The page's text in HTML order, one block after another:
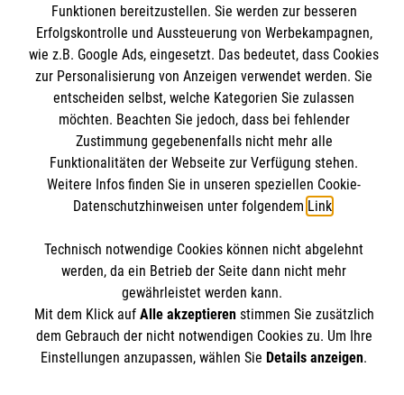
Mitarbeiten
Stellenangebote
Wir Malteser
Kontakt
Presse und Medien
Transparenz
Datenschutz
Barrierefreiheit
Malteser online
Malteserorden
Malteser Jugend
Malteser International
Mediathek
Spendenkonto
Bank: Pax-Bank für Kirche und Caritas eG
IBAN: DE90 3706 0120 1201 2100 18
BIC: GENODED1PA7
Der Malteser Hilfsdienst e.V. ist als eingetragene
gemeinnützige Organisation von der Körperschaft- und
Gewerbesteuer befreit.
Funktionen bereitzustellen. Sie werden zur besseren
Erfolgskontrolle und Aussteuerung von Werbekampagnen,
wie z.B. Google Ads, eingesetzt. Das bedeutet, dass Cookies
zur Personalisierung von Anzeigen verwendet werden. Sie
entscheiden selbst, welche Kategorien Sie zulassen
möchten. Beachten Sie jedoch, dass bei fehlender
Zustimmung gegebenenfalls nicht mehr alle
Funktionalitäten der Webseite zur Verfügung stehen.
Weitere Infos finden Sie in unseren speziellen Cookie-
Datenschutzhinweisen unter folgendem Link.
Technisch notwendige Cookies können nicht abgelehnt
werden, da ein Betrieb der Seite dann nicht mehr
gewährleistet werden kann.
Mit dem Klick auf Alle akzeptierenstimmen Sie zusätzlich
dem Gebrauch der nicht notwendigen Cookies zu. Um Ihre
Einstellungen anzupassen, wählen Sie Details anzeigen.